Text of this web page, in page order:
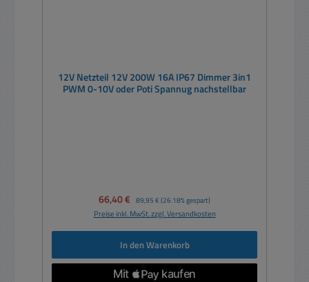
12V Netzteil 12V 200W 16A IP67 Dimmer 3in1
PWM 0-10V oder Poti Spannug nachstellbar
Verkaufspreis:
66,40 € Regulärer Preis:
89,95 € (26.18% gespart)
Preise inkl. MwSt. zzgl. Versandkosten
In den Warenkorb